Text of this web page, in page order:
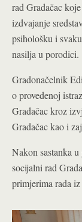
rad Gradačac
izdvajanje
psihološku i
nasilja u porodici.
Gradonačelnik
o provedenoj
Gradačac kroz
Gradačac kao i
Nakon sastanka
socijalni rad
primjerima rada